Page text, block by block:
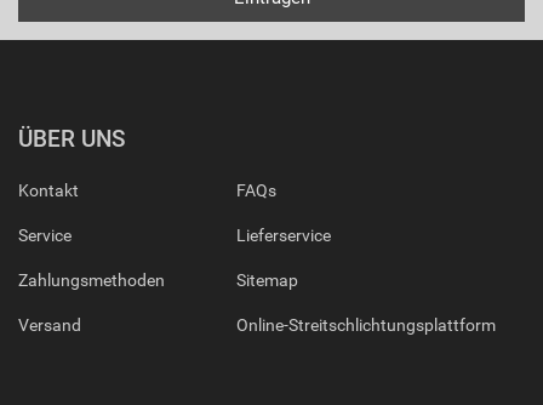
ÜBER UNS
Kontakt
Service
Zahlungsmethoden
Versand
FAQs
Lieferservice
Sitemap
Online-Streitschlichtungsplattform